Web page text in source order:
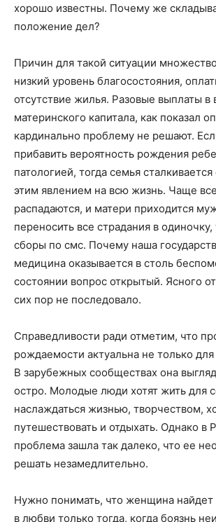
хорошо известны. Почему же
положение дел?
Причин для такой ситуации
низкий уровень благосостояния,
отсутствие жилья. Разовые выплаты в
материнского капитала, как показал
кардинально проблему не решают.
прибавить вероятность рождения
патологией, тогда семья
этим явлением на всю жизнь. Чаще
распадаются, и матери приходится
переносить все страдания в
сборы по смс. Почему наша
медицина оказывается в столь
состоянии вопрос открытый. Ясного
сих пор не последовало.
Справедливости ради отметим, что
рождаемости актуальна не только
В зарубежных сообществах она
остро. Молодые люди хотят жить для
наслаждаться жизнью, творчеством,
путешествовать и отдыхать. Однако в
проблема зашла так далеко, что ее
решать незамедлительно.
Нужно понимать, что женщина
в любви только тогда, когда боязнь